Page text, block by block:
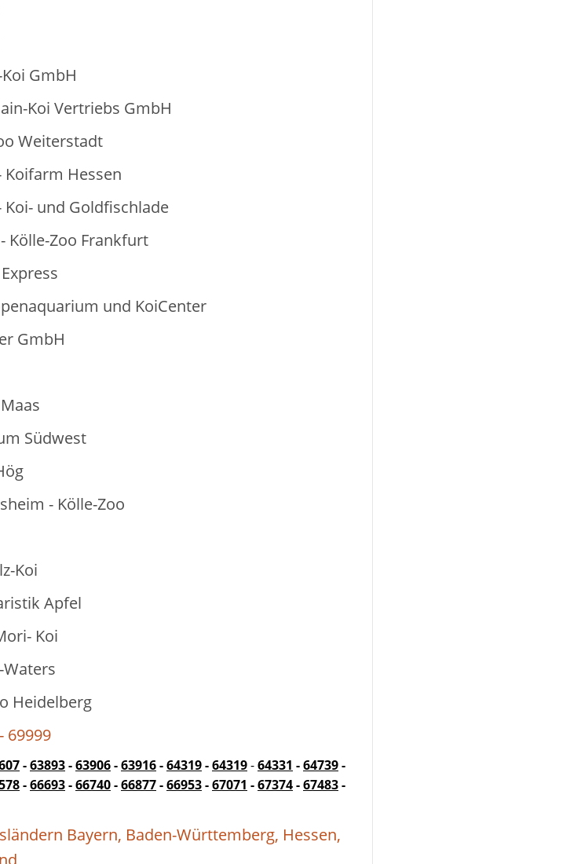
GmbH
Koi Vertriebs GmbH
Weiterstadt
Hessen
und Goldfischlade
Kölle-Zoo Frankfurt
und KoiCenter
GmbH
Südwest
- Kölle-Zoo
Koi
Apfel
Koi
Waters
Heidelberg
69999
-63893-63906-63916-64319-64319-64331 -64739-
-66693-66740-66877-66953-67071 -67374-67483-
Bayern, Baden-Württemberg, Hessen,